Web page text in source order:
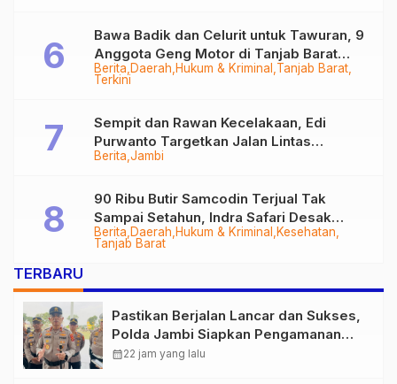
Berita Daerah Hukum & Kriminal Tanjab Barat
Terkini
Bawa Badik dan Celurit untuk Tawuran, 9
Anggota Geng Motor di Tanjab Barat
Diringkus
Berita Jambi
Sempit dan Rawan Kecelakaan, Edi
Purwanto Targetkan Jalan Lintas
Tungkal-Jambi Mulus di 2028
Berita Daerah Hukum & Kriminal
Kesehatan
Tanjab Barat
90 Ribu Butir Samcodin Terjual Tak
Sampai Setahun, Indra Safari Desak
Audit Menyeluruh
TERBARU
Pastikan Berjalan Lancar dan Sukses,
Polda Jambi Siapkan Pengamanan
Berlapis untuk 8.750 Pelari, 1.848
calendar_month22 jam yang lalu